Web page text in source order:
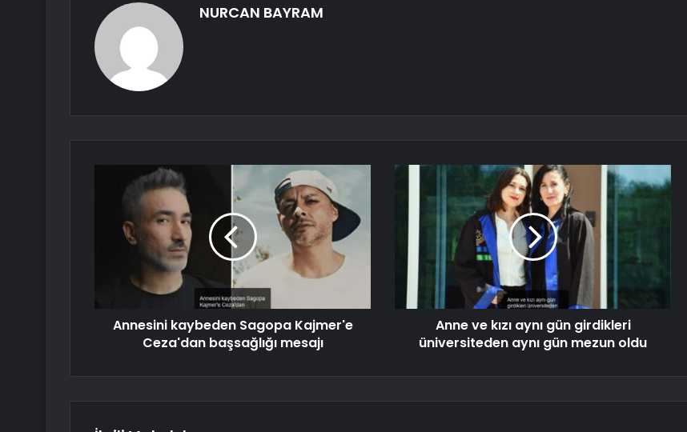
NURCAN BAYRAM
Annesini kaybeden Sagopa Kajmer'e
Ceza'dan başsağlığı mesajı
Anne ve kızı aynı gün girdikleri
üniversiteden aynı gün mezun oldu